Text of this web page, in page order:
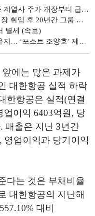
사 주가 개장부터 급상승세
임 후 20년간 그룹 이끌어
별세 (속보)
트 조양호’ 제대로 이륙할까
에는 많은 과제가
대한항공 실적 하락
한항공은 실적(연결
업이익 6403억원, 당
매출은 지난 3년간
영업이익과 당기이익
다는 것은 부채비율
대한항공의 지난해
대비